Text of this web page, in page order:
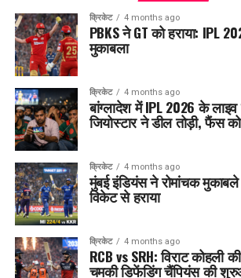
क्रिकेट 4 months ago
PBKS ने GT को हराया: IPL
मुकाबला
क्रिकेट 4 months ago
बांग्लादेश में IPL 2026 के
जियोस्टार ने डील तोड़ी, फैंस
क्रिकेट 4 months ago
मुंबई इंडियंस ने रोमांचक
विकेट से हराया
क्रिकेट 4 months ago
RCB vs SRH: विराट कोहली
चमकी डिफेंडिंग चैंपियंस की